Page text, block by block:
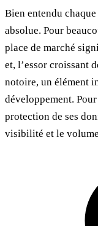
Bien entendu
absolue. Pour
place de marché
et, l’essor croissant
notoire, un élément
développement.
protection de ses
visibilité et le